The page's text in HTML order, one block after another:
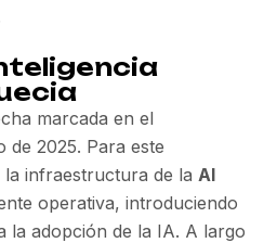
marcada en el
de 2025. Para este
infraestructura de la AI
operativa, introduciendo
la adopción de la IA. A largo